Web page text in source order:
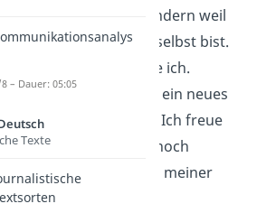
dich veränderst, sondern weil
du immer mehr du selbst bist.
Und genau das liebe ich.
Jedes Jahr mit dir ist ein neues
Kapitel
voller Liebe. Ich freue
mich auf alles, was noch
kommt — mit dir an meiner
Seite.
– Dauer: 05:05
Texte